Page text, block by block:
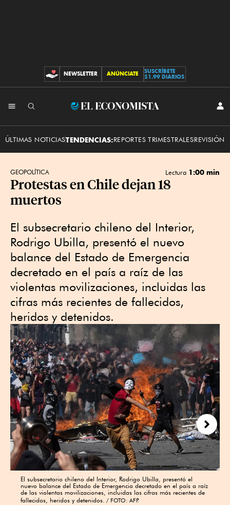
CONTRIBUCIONES
NEWSLETTER ANÚNCIATE
SUSCRÍBETE
$1.99 DIARIOS
El
ÚLTIMAS NOTICIASTENDENCIAS:REPORTES TRIMESTRALESREVISIÓN
GEOPOLÍTICA Lectura 1:00 min
Protestas en Chile dejan 18
muertos
El subsecretario chileno del Interior,
Rodrigo Ubilla, presentó el nuevo
balance del Estado de Emergencia
decretado en el país a raíz de las
violentas movilizaciones, incluidas las
cifras más recientes de fallecidos,
heridos y detenidos.
El subsecretario chileno del Interior, Rodrigo Ubilla, presentó el
nuevo balance del Estado de Emergencia decretado en el país a raíz
de las violentas movilizaciones, incluidas las cifras más recientes de
fallecidos, heridos y detenidos.
FOTO: AFP.
Next